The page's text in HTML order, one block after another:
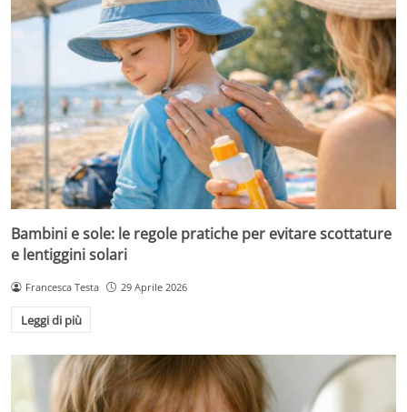
Bambini e sole: le regole pratiche per evitare scottature
e lentiggini solari
Francesca Testa 29 Aprile 2026
Leggi di più